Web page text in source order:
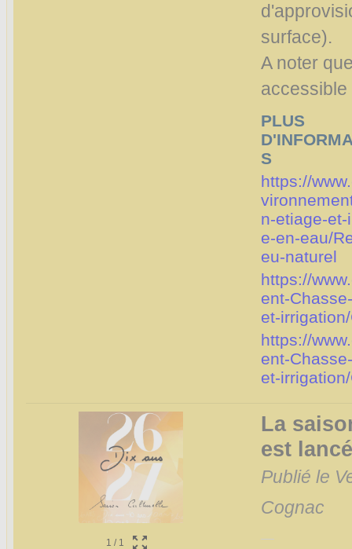
surface).
A noter
accessible
PLUS
S
https://
n-etiage-
e-en-eau/
eu-naturel
https://
ent-
et-
https://
ent-
et-
1 / 1
La
est
Publié le
Cognac